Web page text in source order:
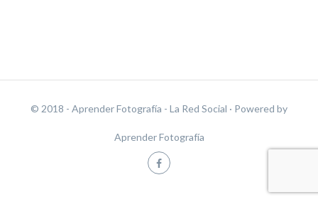
© 2018 - Aprender Fotografía - La Red Social · Powered by
Aprender Fotografía